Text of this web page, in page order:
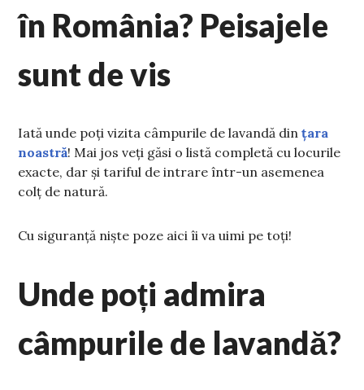
în România? Peisajele
sunt de vis
Iată unde poți vizita câmpurile de lavandă dințara
noastră! Mai jos veți găsi o listă completă cu locurile
exacte, dar și tariful de intrare într-un asemenea
colț de natură.
Cu siguranță niște poze aici îi va uimi pe toți!
Unde poți admira
câmpurile de lavandă?